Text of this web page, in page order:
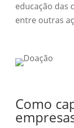
educação das
entre outras
Como